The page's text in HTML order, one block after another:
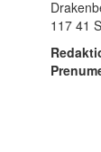
117 41